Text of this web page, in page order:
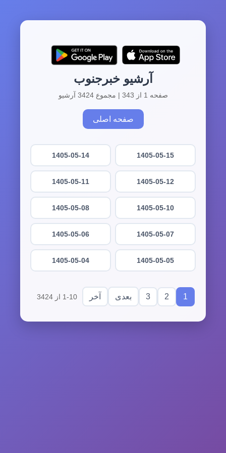
آرشیو خبرجنوب
صفحه 1 از 343 | مجموع 3424 آرشیو
صفحه اصلی
1405-05-15
1405-05-14
1405-05-12
1405-05-11
1405-05-10
1405-05-08
1405-05-07
1405-05-06
1405-05-05
1405-05-04
1
2
3 بعدی آخر 1-10 از 3424